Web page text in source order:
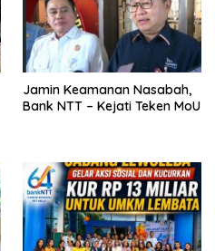
Jamin Keamanan Nasabah,
Bank NTT – Kejati Teken MoU